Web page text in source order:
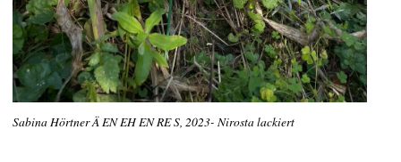
Sabina Hörtner Ä EN EH EN RE S, 2023- Nirosta lackiert